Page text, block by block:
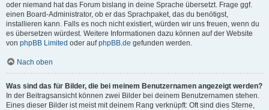
oder niemand hat das Forum bislang in deine Sprache übersetzt. Frage ggf.
einen Board-Administrator, ob er das Sprachpaket, das du benötigst,
installieren kann. Falls es noch nicht existiert, würden wir uns freuen, wenn du
es übersetzen würdest. Weitere Informationen dazu können auf der Website
von phpBB Limited oder aufphpBB.de gefunden werden.
Nach oben
Was sind das für Bilder, die bei meinem Benutzernamen angezeigt werden?
In der Beitragsansicht können zwei Bilder bei deinem Benutzernamen stehen.
Eines dieser Bilder ist meist mit deinem Rang verknüpft: Oft sind dies Sterne,